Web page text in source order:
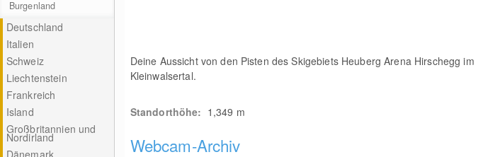
Burgenland
Deutschland
Italien
Schweiz
Liechtenstein
Frankreich
Island
Großbritannien und
Nordirland
Dänemark
Deine Aussicht von den Pisten des Skigebiets Heuberg Arena Hirschegg im
Kleinwalsertal.
Standorthöhe: 1,349 m
Webcam-Archiv